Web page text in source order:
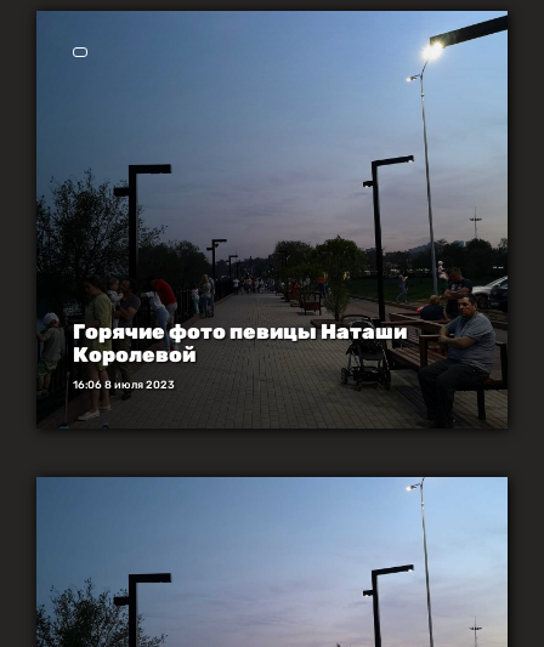
Горячие фото певицы Наташи
Королевой
16:06 8 июля 2023